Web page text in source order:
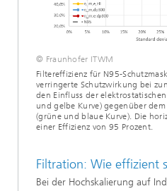
© Fraunhofer ITWM
Filtereffizienz für N95-
verringerte Schutzwirkung bei
den Einfluss der
und gelbe Kurve) gegenüber
(grüne und blaue Kurve). Die
einer Effizienz von 95 Prozent.
Filtration: Wie effizient
Bei der Hochskalierung auf